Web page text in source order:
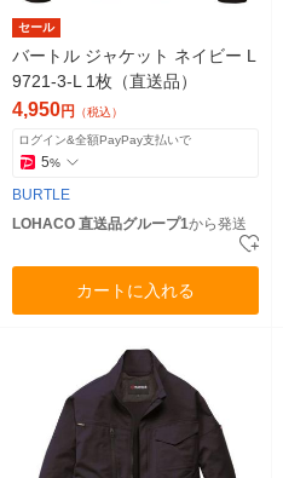
セール
バートル ジャケット ネイビー L
9721-3-L 1枚（直送品）
4,950円 （税込）
ログイン&全額PayPay支払いで
5%
BURTLE
LOHACO 直送品グループ1から発送
カートに入れる